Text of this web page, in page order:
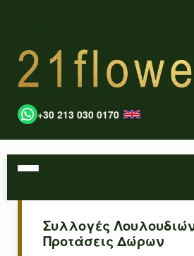
+30 213 030 0170
Συλλογές
Προτάσεις Δώρων